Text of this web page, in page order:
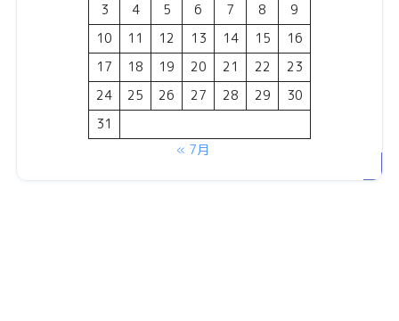
3
4 5 6 7 8
9
10
11 12 13 14 15
16
17
18 19 20 21 22
23
24
25 26 27 28 29
30
31
« 7月